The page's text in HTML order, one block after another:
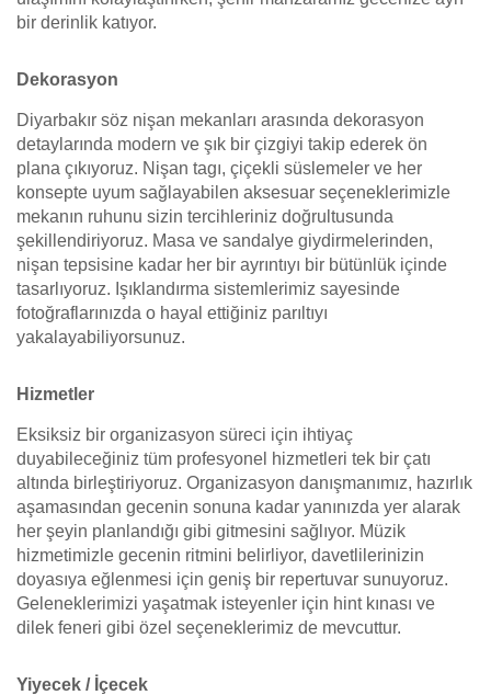
bir derinlik katıyor.
Dekorasyon
Diyarbakır söz nişan mekanları arasında dekorasyon
detaylarında modern ve şık bir çizgiyi takip ederek ön
plana çıkıyoruz. Nişan tagı, çiçekli süslemeler ve her
konsepte uyum sağlayabilen aksesuar seçeneklerimizle
mekanın ruhunu sizin tercihleriniz doğrultusunda
şekillendiriyoruz. Masa ve sandalye giydirmelerinden,
nişan tepsisine kadar her bir ayrıntıyı bir bütünlük içinde
tasarlıyoruz. Işıklandırma sistemlerimiz sayesinde
fotoğraflarınızda o hayal ettiğiniz parıltıyı
yakalayabiliyorsunuz.
Hizmetler
Eksiksiz bir organizasyon süreci için ihtiyaç
duyabileceğiniz tüm profesyonel hizmetleri tek bir çatı
altında birleştiriyoruz. Organizasyon danışmanımız, hazırlık
aşamasından gecenin sonuna kadar yanınızda yer alarak
her şeyin planlandığı gibi gitmesini sağlıyor. Müzik
hizmetimizle gecenin ritmini belirliyor, davetlilerinizin
doyasıya eğlenmesi için geniş bir repertuvar sunuyoruz.
Geleneklerimizi yaşatmak isteyenler için hint kınası ve
dilek feneri gibi özel seçeneklerimiz de mevcuttur.
Yiyecek / İçecek